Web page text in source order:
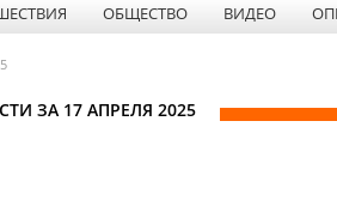
ОБЩЕСТВО ВИДЕО
ЗА 17 АПРЕЛЯ 2025